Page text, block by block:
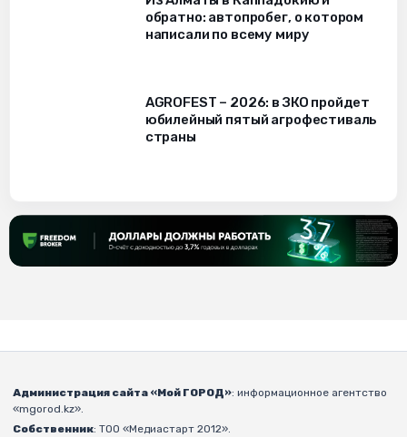
обратно: автопробег, о котором
написали по всему миру
AGROFEST – 2026: в ЗКО пройдет
юбилейный пятый агрофестиваль
страны
Администрация сайта «Мой ГОРОД»: информационное агентство
«mgorod.kz».
Собственник: ТОО «Медиастарт 2012».